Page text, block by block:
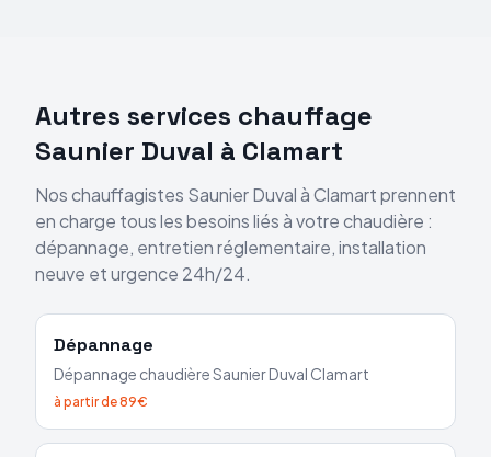
Autres services chauffage
Saunier Duval à Clamart
Nos chauffagistes Saunier DuvalàClamartprennent
en charge tous les besoins liés à votre chaudière :
dépannage, entretien réglementaire, installation
neuve et urgence 24h/24.
Dépannage
Dépannage chaudièreSaunier Duval Clamart
à partir de 89€